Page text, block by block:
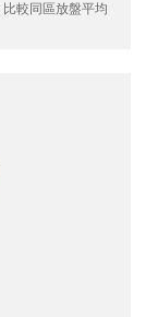
比較同區放盤平均